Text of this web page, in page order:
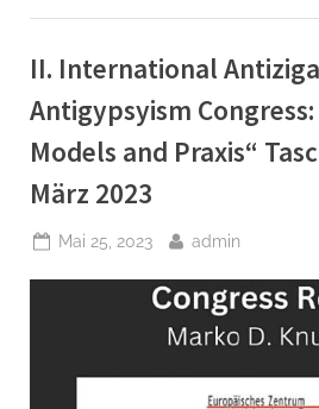
KZ-
Neuengamme/
–
März”
II. International
Antigypsyism
Models and Praxis“
März 2023
Posted
Mai 25, 2023 By
admin